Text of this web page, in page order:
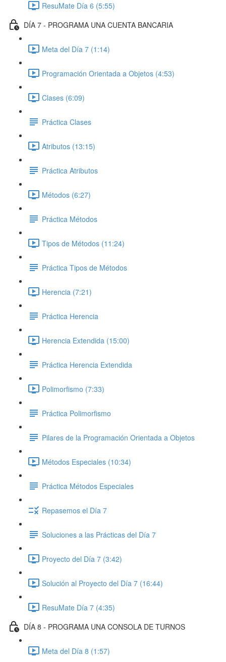
ResuMate Día 6 (5:55)
DÍA 7 - PROGRAMA UNA CUENTA BANCARIA
Meta del Día 7 (1:14)
Programación Orientada a Objetos (4:53)
Clases (6:09)
Práctica Clases
Atributos (13:15)
Práctica Atributos
Métodos (6:27)
Práctica Métodos
Tipos de Métodos (11:24)
Práctica Tipos de Métodos
Herencia (7:21)
Práctica Herencia
Herencia Extendida (15:00)
Práctica Herencia Extendida
Polimorfismo (7:33)
Práctica Polimorfismo
Pilares de la Programación Orientada a Objetos
Métodos Especiales (10:34)
Práctica Métodos Especiales
Repasemos el Día 7
Soluciones a las Prácticas del Día 7
Proyecto del Día 7 (3:42)
Solución al Proyecto del Día 7 (16:44)
ResuMate Día 7 (4:35)
DÍA 8 - PROGRAMA UNA CONSOLA DE TURNOS
Meta del Día 8 (1:57)